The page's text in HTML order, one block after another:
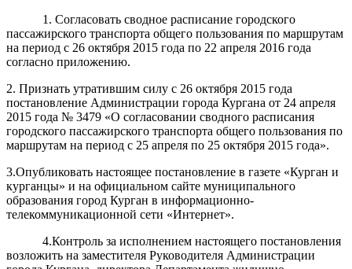
1. Согласовать сводное расписание городского
пассажирского транспорта общего пользования по маршрутам
на период с 26 октября 2015 года по 22 апреля 2016 года
согласно приложению.
2. Признать утратившим силу с 26 октября 2015 года
постановление Администрации города Кургана от 24 апреля
2015 года № 3479 «О согласовании сводного расписания
городского пассажирского транспорта общего пользования по
маршрутам на период с 25 апреля по 25 октября 2015 года».
3.Опубликовать настоящее постановление в газете «Курган и
курганцы» и на официальном сайте муниципального
образования город Курган в информационно-
телекоммуникационной сети «Интернет».
4.Контроль за исполнением настоящего постановления
возложить на заместителя Руководителя Администрации